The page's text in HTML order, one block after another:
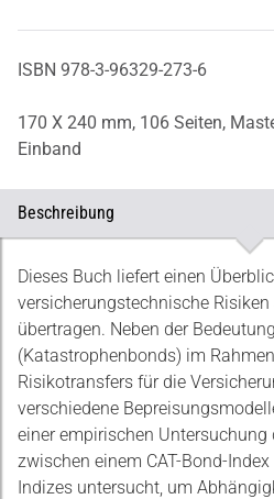
ISBN 978-3-96329-273-6
170 X 240 mm, 106 Seiten,
Einband
Beschreibung
Beschreibung
Dieses Buch liefert einen
versicherungstechnische
übertragen. Neben der
(Katastrophenbonds) im
Risikotransfers für die
verschiedene
einer empirischen
zwischen einem CAT-Bond-
Indizes untersucht, um